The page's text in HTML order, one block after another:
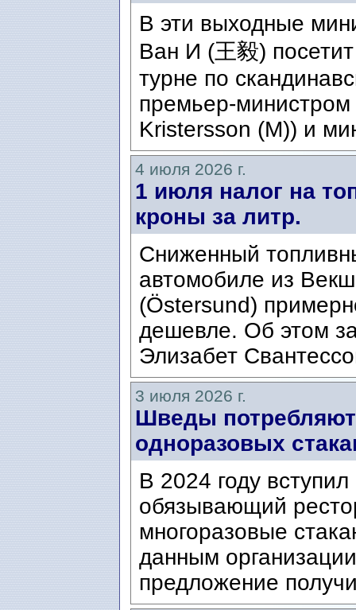
В эти выходные
Ван И (王毅)
турне по
премьер-
Kristersson (M)) и
4 июля 2026 г.
1 июля налог на
кроны за литр.
Сниженный
автомобиле из
(Östersund)
дешевле. Об этом
Элизабет
3 июля 2026 г.
Шведы
одноразовых
В 2024 году
обязывающий
многоразовые
данным
предложение